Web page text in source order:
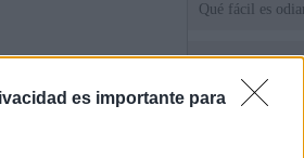
es importante para
Qué fácil es
Tatuajes,
que busca a los
Ceuta